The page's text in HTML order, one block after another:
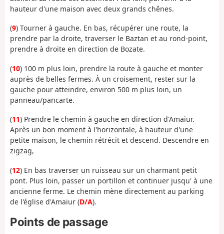
hauteur d'une maison avec deux grands chênes.
(9) Tourner à gauche. En bas, récupérer une route, la
prendre par la droite, traverser le Baztan et au rond-point,
prendre à droite en direction de Bozate.
(10) 100 m plus loin, prendre la route à gauche et monter
auprès de belles fermes. À un croisement, rester sur la
gauche pour atteindre, environ 500 m plus loin, un
panneau/pancarte.
(11) Prendre le chemin à gauche en direction d'Amaiur.
Après un bon moment à l'horizontale, à hauteur d'une
petite maison, le chemin rétrécit et descend. Descendre en
zigzag,
(12) En bas traverser un ruisseau sur un charmant petit
pont. Plus loin, passer un portillon et continuer jusqu' à une
ancienne ferme. Le chemin mène directement au parking
de l'église d'Amaiur (D/A).
Points de passage